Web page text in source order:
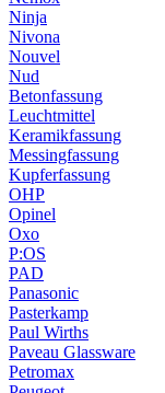
Ninja
Nivona
Nouvel
Nud
Betonfassung
Leuchtmittel
Keramikfassung
Messingfassung
Kupferfassung
OHP
Opinel
Oxo
P:OS
PAD
Panasonic
Pasterkamp
Paul Wirths
Paveau Glassware
Petromax